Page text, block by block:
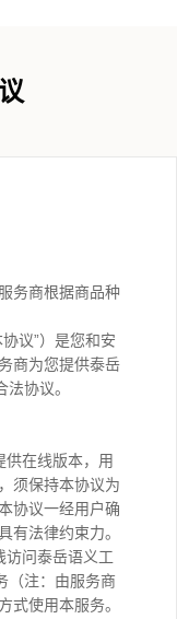
务商根据商品种
议”）是您和安
商为您提供泰岳
协议。
供在线版本，用
须保持本协议为
协议一经用户确
有法律约束力。
访问泰岳语义工
（注：由服务商
式使用本服务。